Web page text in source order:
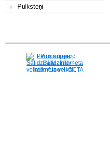
Pulksteņi
Pirms nopērc,
Salidzini.lv - Interneta
veikali, Kuponi, OCTA